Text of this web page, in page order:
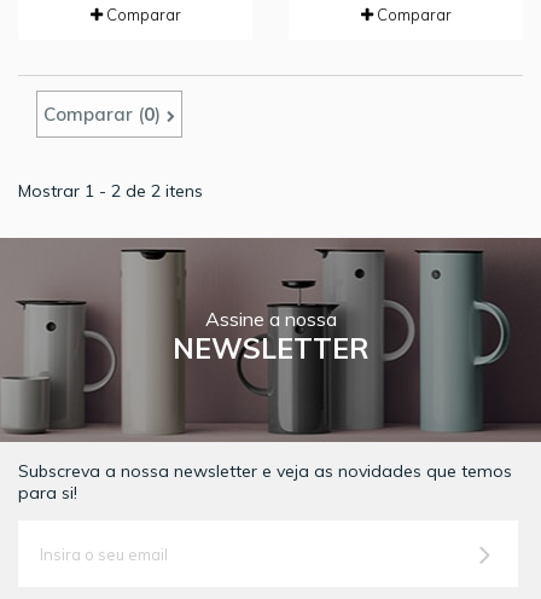
Comparar Comparar
Comparar (0)
Mostrar 1 - 2 de 2 itens
Assine a nossa
NEWSLETTER
Subscreva a nossa newsletter e veja as novidades que temos
para si!